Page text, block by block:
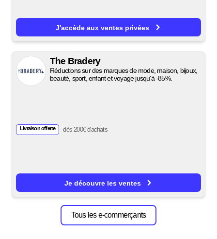
J'accède aux ventes privées
The Bradery
Réductions sur des marques de mode, maison, bijoux,
beauté, sport, enfant et voyage jusqu'à -85%.
Livraison offerte dès 200€ d'achats
Je découvre les ventes
Tous les e-commerçants